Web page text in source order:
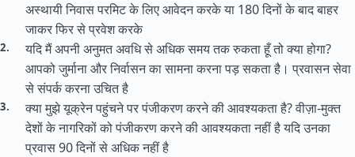
अस्थायी निवास परमिट के लिए आवेदन करके या 180 दिनों के बाद बाहर
जाकर फिर से प्रवेश करके
यदि मैं अपनी अनुमत अवधि से अधिक समय तक रुकता हूँ तो क्या होगा?
आपको जुर्माना और निर्वासन का सामना करना पड़ सकता है। प्रवासन सेवा
से संपर्क करना उचित है
क्या मुझे यूक्रेन पहुंचने पर पंजीकरण करने की आवश्यकता है? वीज़ा-मुक्त
देशों के नागरिकों को पंजीकरण करने की आवश्यकता नहीं है यदि उनका
प्रवास 90 दिनों से अधिक नहीं है